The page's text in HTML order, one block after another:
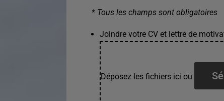
* Tous les champs sont obligatoires
Joindre votre CV et lettre de
Déposez les fichiers ici ou